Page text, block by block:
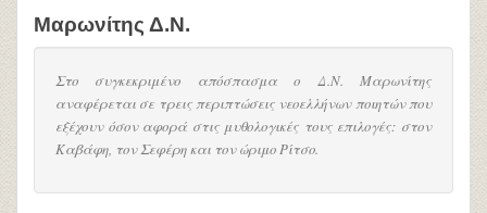
Μαρωνίτης Δ.Ν.
Στο συγκεκριμένο απόσπασμα ο Δ.Ν. Μαρωνίτης
αναφέρεται σε τρεις περιπτώσεις νεοελλήνων ποιητών που
εξέχουν όσον αφορά στις μυθολογικές τους επιλογές: στον
Καβάφη, τον Σεφέρη και τον ώριμο Ρίτσο.